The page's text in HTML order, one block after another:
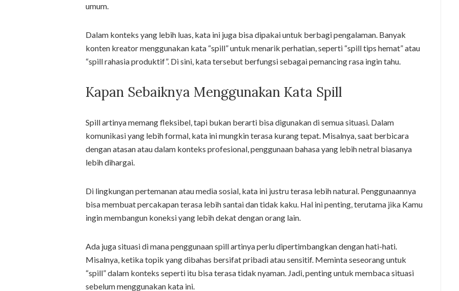
umum.
Dalam konteks yang lebih luas, kata ini juga bisa dipakai untuk berbagi pengalaman. Banyak
konten kreator menggunakan kata “spill” untuk menarik perhatian, seperti “spill tips hemat” atau
“spill rahasia produktif”. Di sini, kata tersebut berfungsi sebagai pemancing rasa ingin tahu.
Kapan Sebaiknya Menggunakan Kata Spill
Spill artinya memang fleksibel, tapi bukan berarti bisa digunakan di semua situasi. Dalam
komunikasi yang lebih formal, kata ini mungkin terasa kurang tepat. Misalnya, saat berbicara
dengan atasan atau dalam konteks profesional, penggunaan bahasa yang lebih netral biasanya
lebih dihargai.
Di lingkungan pertemanan atau media sosial, kata ini justru terasa lebih natural. Penggunaannya
bisa membuat percakapan terasa lebih santai dan tidak kaku. Hal ini penting, terutama jika Kamu
ingin membangun koneksi yang lebih dekat dengan orang lain.
Ada juga situasi di mana penggunaan spill artinya perlu dipertimbangkan dengan hati-hati.
Misalnya, ketika topik yang dibahas bersifat pribadi atau sensitif. Meminta seseorang untuk
“spill” dalam konteks seperti itu bisa terasa tidak nyaman. Jadi, penting untuk membaca situasi
sebelum menggunakan kata ini.